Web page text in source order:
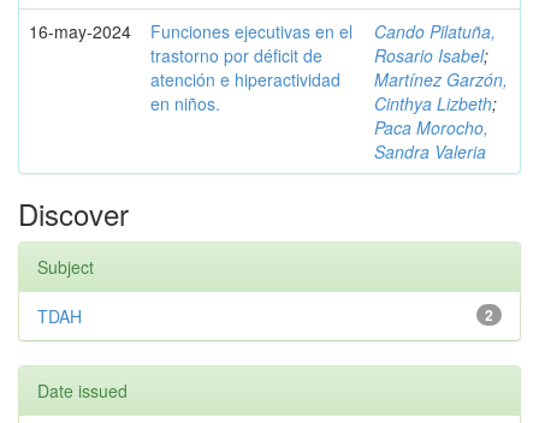
16-may-2024
Funciones ejecutivas en el
trastorno por déficit de
atención e hiperactividad
en niños.
Cando Pilatuña,
Rosario Isabel;
Martínez Garzón,
Cinthya Lizbeth;
Paca Morocho,
Sandra Valeria
Discover
Subject
2
TDAH
Date issued